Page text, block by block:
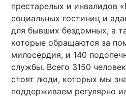
престарелых и инвалидов
социальных гостиниц и
для бывших бездомных, а
которые обращаются за
милосердия, и 140
службы. Всего 3150
стоят люди, которых мы
поддерживаем регулярно